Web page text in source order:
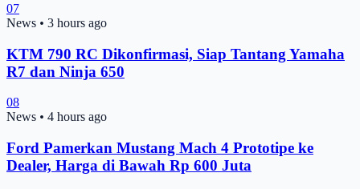
07
News • 3 hours ago
KTM 790 RC Dikonfirmasi, Siap Tantang Yamaha
R7 dan Ninja 650
08
News • 4 hours ago
Ford Pamerkan Mustang Mach 4 Prototipe ke
Dealer, Harga di Bawah Rp 600 Juta